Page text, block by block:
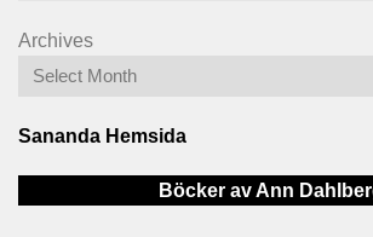
Archives
Sananda Hemsida
Böcker av Ann